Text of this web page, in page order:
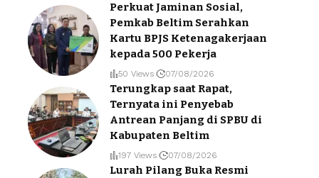
Perkuat Jaminan Sosial,
Pemkab Beltim Serahkan
Kartu BPJS Ketenagakerjaan
kepada 500 Pekerja
50 Views 07/08/2026
Terungkap saat Rapat,
Ternyata ini Penyebab
Antrean Panjang di SPBU di
Kabupaten Beltim
197 Views 07/08/2026
Lurah Pilang Buka Resmi